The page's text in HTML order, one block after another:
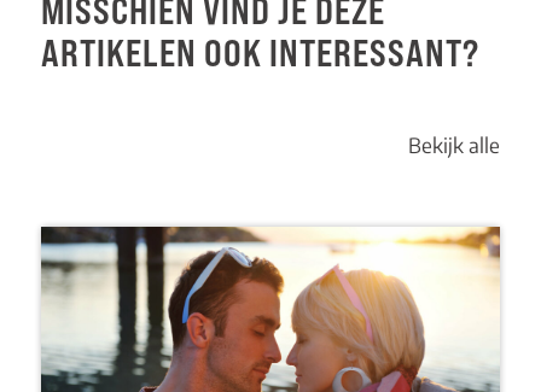
MISSCHIEN VIND JE DEZE
ARTIKELEN OOK INTERESSANT?
Bekijk alle